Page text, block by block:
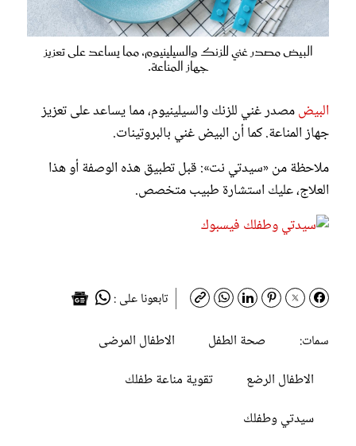
البيض مصدر غني للزنك والسيلينيوم، مما يساعد على تعزيز
جهاز المناعة.
البيضمصدر غني للزنك والسيلينيوم، مما يساعد على تعزيز
جهاز المناعة. كما أن البيض غني بالبروتينات.
ملاحظة من «سيدتي نت»: قبل تطبيق هذه الوصفة أو هذا
العلاج، عليك استشارة طبيب متخصص.
تابعونا على :
سمات:
صحة الطفل
الاطفال المرضى
الاطفال الرضع
تقوية مناعة طفلك
سيدتي وطفلك